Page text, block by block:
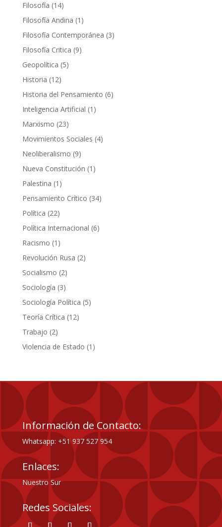
Filosofía 1414
productos
Filosofía Andina 1 1
producto
Filosofía Contemporánea 33
Filosofía Critica 99
Geopolítica 55
Historia 1212
productos
Historia del Pensamiento 66
Inteligencia Artificial 1 1
Marxismo 2323
productos
Movimientos Sociales 44
Neoliberalismo 99
productos
Nueva Constitución 1 1
Palestina 1 1
producto
Pensamiento Crítico 3434
Política 2222
productos
Política Internacional 66
Racismo 1 1
producto
Revolución Rusa 22
Socialismo 22
productos
Sociología 33
productos
Sociología Política 55
Teoría Crítica 1212
Trabajo 22
productos
Violencia de Estado 1 1
Información de Contacto:
Whatsapp: +51 937 527 954
Enlaces:
Nuestro Sur
Redes Sociales: